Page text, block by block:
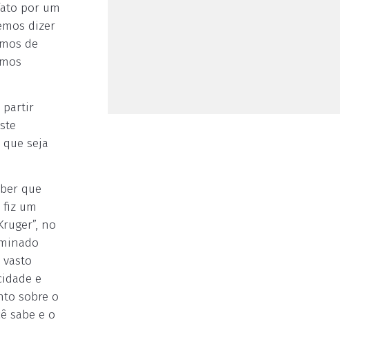
por um
dizer
de
partir
seja
que
um
no
e
sobre o
sabe e o